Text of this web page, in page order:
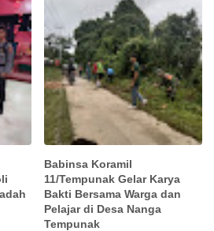
Babinsa Koramil
11/Tempunak Gelar Karya
Bakti Bersama Warga dan
Pelajar di Desa Nanga
Tempunak